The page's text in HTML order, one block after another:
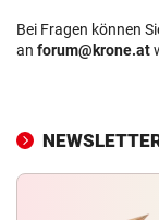
Bei Fragen können
an forum@krone.at